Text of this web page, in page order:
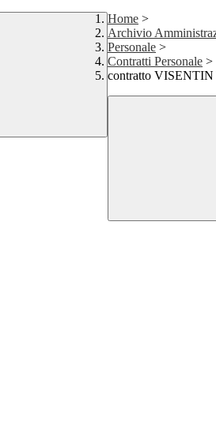
Home >
Archivio
Personale >
Contratti Personale >
contratto VISENTIN